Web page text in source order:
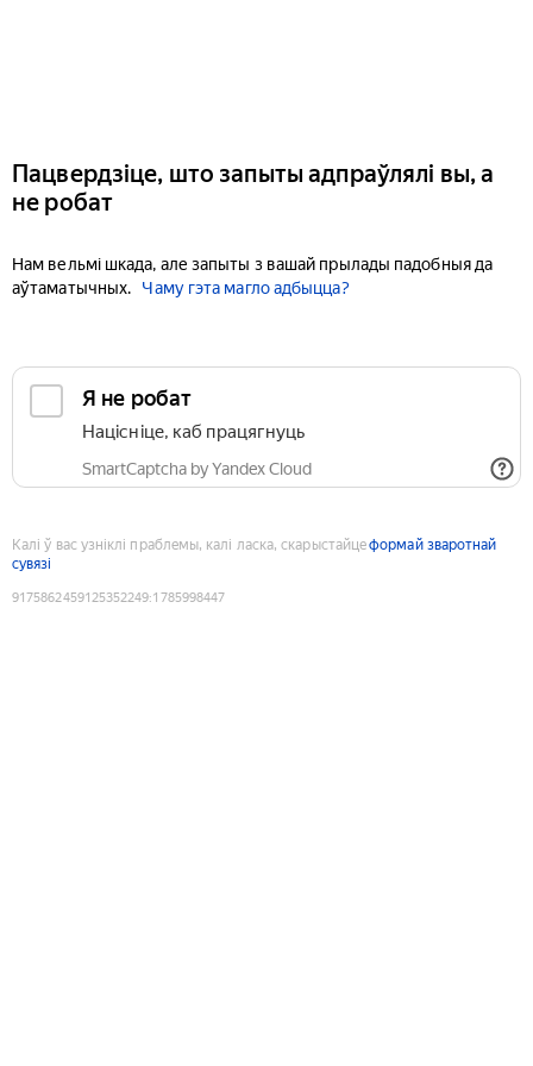
Пацвердзіце, што запыты адпраўлялі вы, а
не робат
Нам вельмі шкада, але запыты з вашай прылады падобныя да
аўтаматычных.
Чаму гэта магло адбыцца?
Я не робат
Націсніце, каб працягнуць
SmartCaptcha by Yandex Cloud
Калі ў вас узніклі праблемы, калі ласка, скарыстайцеформай зваротнай
сувязі
9175862459125352249:1785998447